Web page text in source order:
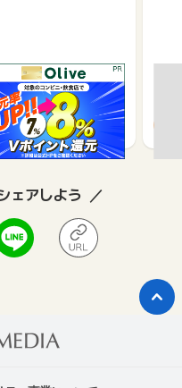
最大68,400円相当
】Oliveフレキ
ルペイ ゴールド
8,500 14,000
ェアしよう